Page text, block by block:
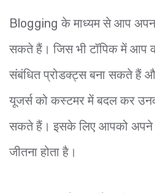
Blogging के माध्यम से आप
सकते हैं। जिस भी टॉपिक में आप
संबंधित प्रोडक्ट्स बना सकते हैं
यूजर्स को कस्टमर में बदल कर
सकते हैं। इसके लिए आपको अपने
जीतना होता है।